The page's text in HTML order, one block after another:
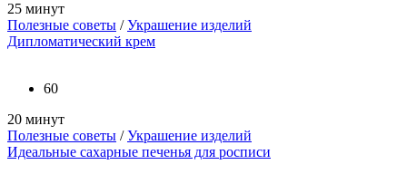
25 минут
Полезные советы /Украшение изделий
Дипломатический крем
60
20 минут
Полезные советы /Украшение изделий
Идеальные сахарные печенья для росписи